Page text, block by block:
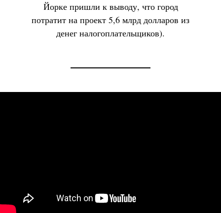
Йорке пришли к выводу, что город
потратит на проект 5,6 млрд долларов из
денег налогоплательщиков).